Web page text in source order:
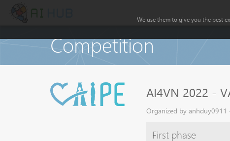
Competition
AI4VN 2022 -
Organized by anhduy0911
First phase
We use them to give you the best